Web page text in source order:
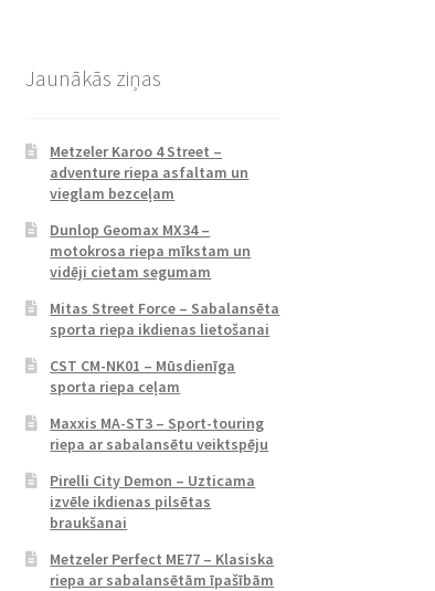
Jaunākās ziņas
Metzeler Karoo 4 Street –
adventure riepa asfaltam un
vieglam bezceļam
Dunlop Geomax MX34 –
motokrosa riepa mīkstam un
vidēji cietam segumam
Mitas Street Force – Sabalansēta
sporta riepa ikdienas lietošanai
CST CM-NK01 – Mūsdienīga
sporta riepa ceļam
Maxxis MA-ST3 – Sport-touring
riepa ar sabalansētu veiktspēju
Pirelli City Demon – Uzticama
izvēle ikdienas pilsētas
braukšanai
Metzeler Perfect ME77 – Klasiska
riepa ar sabalansētām īpašībām